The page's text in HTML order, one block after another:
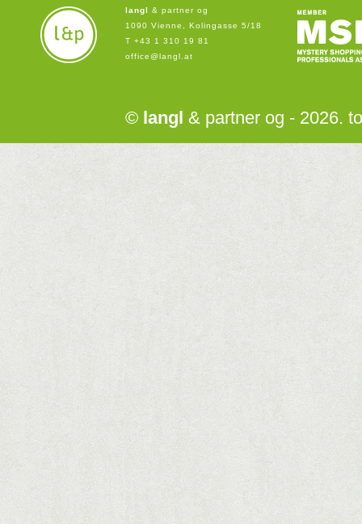
langl & partner og
1090 Vienne, Kolingasse 5/18
T +43 1 310 19 81
office@langl.at
© langl & partner og - 2026.